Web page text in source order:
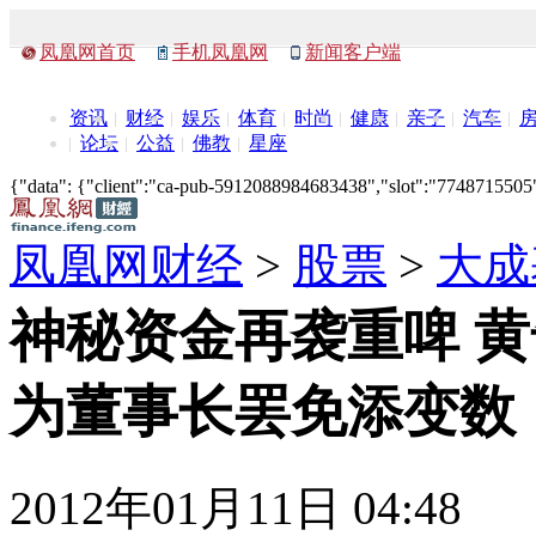
凤凰网首页 手机凤凰网 新闻客户端
资讯 财经 娱乐 体育 时尚 健康 亲子 汽车
论坛
公益 佛教 星座
{"data": {"client":"ca-pub-
凤凰网财经 > 股票 > 大
神秘资金再袭重啤
为董事长罢免添变数
2012年01月11日 04:48